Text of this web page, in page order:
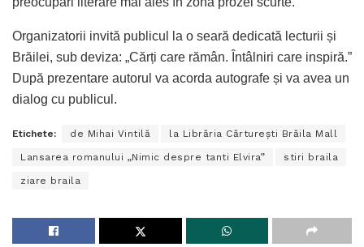
Organizatorii invită publicul la o seară dedicată lecturii și
Brăilei, sub deviza: „Cărți care rămân. Întâlniri care inspiră.”
După prezentare autorul va acorda autografe și va avea un
dialog cu publicul.
Etichete: de Mihai Vintilă la Librăria Cărturești Brăila Mall
Lansarea romanului „Nimic despre tanti Elvira” stiri braila
ziare braila